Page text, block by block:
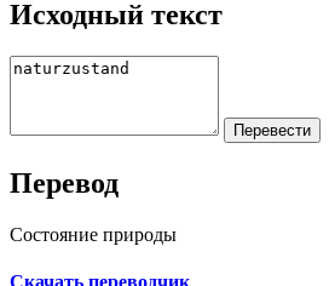
Исходный текст
Перевод
Состояние природы
Скачать переводчик